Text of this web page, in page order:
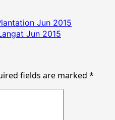
Jun 2015
Jun 2015
fields are marked *